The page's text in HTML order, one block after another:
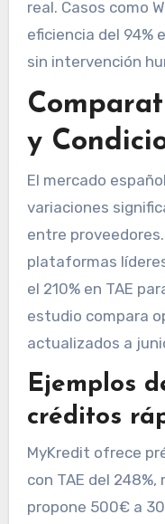
real. Casos como
eficiencia del 94%
sin intervención
y
El mercado
variaciones
entre
plataformas
el 210% en TAE
estudio compara
actualizados a
Ejemplos
créditos
MyKredit ofrece
con TAE del
propone 500€ a